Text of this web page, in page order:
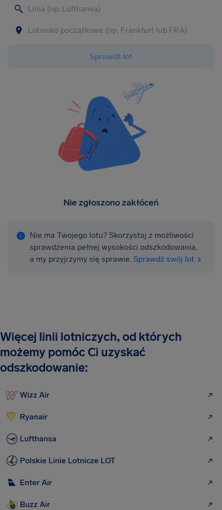
Sprawdź lot
Nie zgłoszono zakłóceń
Nie ma Twojego lotu? Skorzystaj z możliwości
sprawdzenia pełnej wysokości odszkodowania,
a my przyjrzymy się sprawie. Sprawdź swój lot
Więcej linii lotniczych, od których
możemy pomóc Ci uzyskać
odszkodowanie:
Wizz Air
Ryanair
Lufthansa
Polskie Linie Lotnicze LOT
Enter Air
Buzz Air